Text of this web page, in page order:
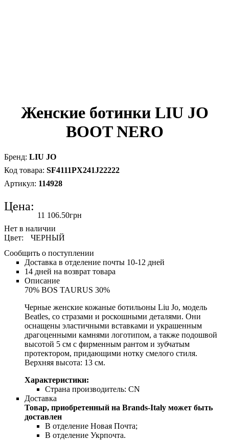
Женские ботинки LIU JO
BOOT NERO
LIU JO
SF4111PX241J22222
114928
Цена:
11 106.50грн
Цвет:
ЧЕРНЫЙ
Сообщить о поступлении
Доставка в отделение почты 10-12 дней
14 дней на возврат товара
Описание
70% BOS TAURUS 30%
Черные женские кожаные ботильоны Liu Jo, модель
Beatles, со стразами и роскошными деталями. Они
оснащены эластичными вставками и украшенным
драгоценными камнями логотипом, а также подошвой
высотой 5 см с фирменным рантом и зубчатым
протектором, придающими нотку смелого стиля.
Верхняя высота: 13 см.
Характеристики:
Страна производитель: CN
Доставка
Товар, приобретенный на Brands-Italy может быть
доставлен
В отделение Новая Почта;
В отделение Укрпочта.